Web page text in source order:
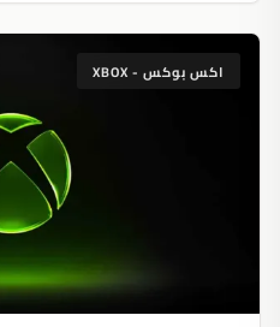
اكس بوكس - XBOX